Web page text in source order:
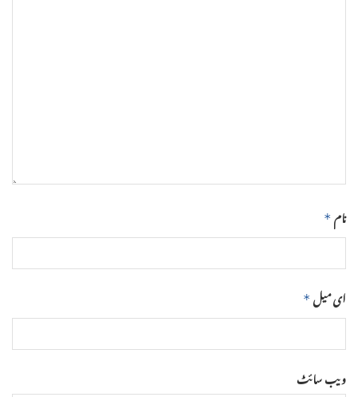
نام *
ای میل *
ویب‌ سائٹ